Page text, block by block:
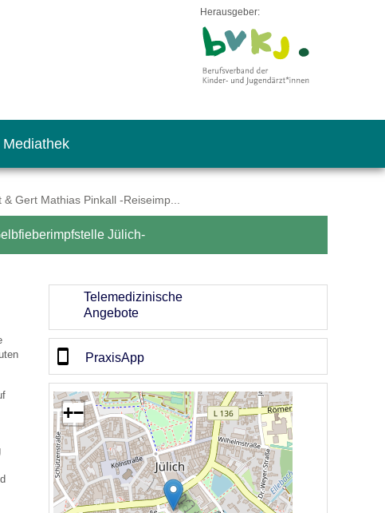
Herausgeber:
Mediathek
Gert Mathias Pinkall -Reiseimp...
Jülich-
Telemedizinische
Angebote
PraxisApp
+−